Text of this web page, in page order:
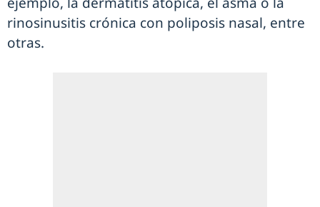
rinosinusitis crónica con poliposis nasal, entre
otras.